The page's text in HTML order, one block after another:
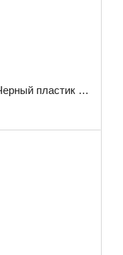
CoPET (PETG) филамент Черный пластик для 3D принтера 0.800 кг / 260 м / 1.75 мм